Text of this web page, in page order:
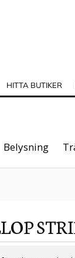
HITTA BUTIKER
Belysning